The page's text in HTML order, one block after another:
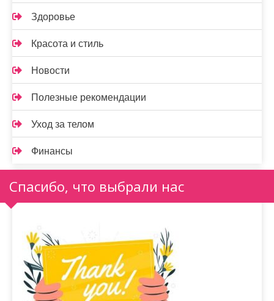
Здоровье
Красота и стиль
Новости
Полезные рекомендации
Уход за телом
Финансы
Спасибо, что выбрали нас